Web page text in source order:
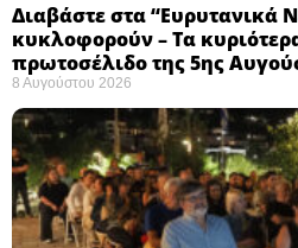
Διαβάστε στα “Ευρυτανικά
κυκλοφορούν – Τα
πρωτοσέλιδο της 5ης
8 Αυγούστου 2026